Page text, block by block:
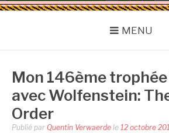
MENU
Mon 146ème
avec Wolfenstein:
Order
Publié par Quentin Verwaerde le 12 octobre